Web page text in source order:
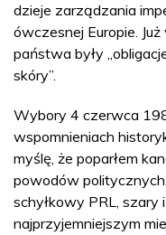
dzieje zarządzania
ówczesnej Europie.
państwa były
skóry”.
Wybory 4 czerwca
wspomnieniach
myślę, że poparłem
powodów
schyłkowy PRL, szary
najprzyjemniejszym